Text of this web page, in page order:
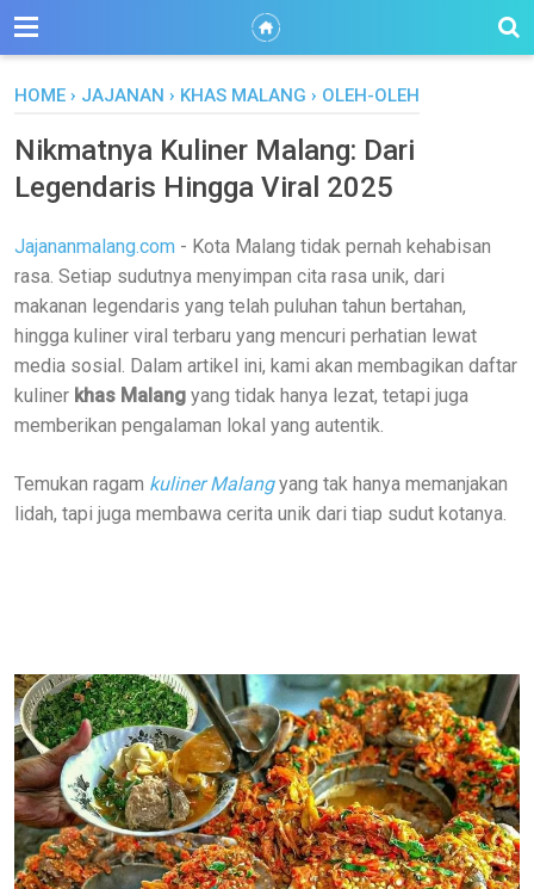
HOME › JAJANAN › KHAS MALANG › OLEH-OLEH
Nikmatnya Kuliner Malang: Dari
Legendaris Hingga Viral 2025
Jajananmalang.com - Kota Malang tidak pernah kehabisan
rasa. Setiap sudutnya menyimpan cita rasa unik, dari
makanan legendaris yang telah puluhan tahun bertahan,
hingga kuliner viral terbaru yang mencuri perhatian lewat
media sosial. Dalam artikel ini, kami akan membagikan daftar
kuliner khas Malang yang tidak hanya lezat, tetapi juga
memberikan pengalaman lokal yang autentik.
Temukan ragam kuliner Malangyang tak hanya memanjakan
lidah, tapi juga membawa cerita unik dari tiap sudut kotanya.